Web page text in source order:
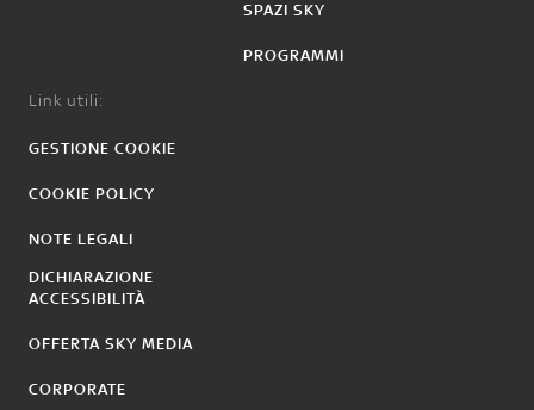
SPAZI SKY
PROGRAMMI
Link utili:
GESTIONE COOKIE
COOKIE POLICY
NOTE LEGALI
DICHIARAZIONE
ACCESSIBILITÀ
OFFERTA SKY MEDIA
CORPORATE